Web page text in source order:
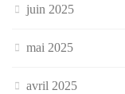
juin 2025
mai 2025
avril 2025